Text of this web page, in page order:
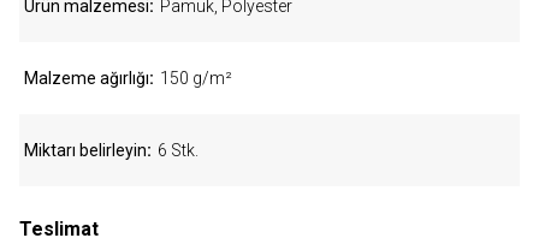
Ürün malzemesi Pamuk, Polyester
Malzeme ağırlığı 150 g/m²
Miktarı belirleyin 6 Stk.
Teslimat